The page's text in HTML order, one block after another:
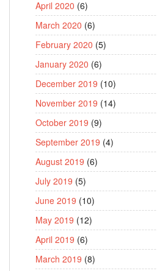
April 2020 (6)
March 2020 (6)
February 2020 (5)
January 2020 (6)
December 2019 (10)
November 2019 (14)
October 2019 (9)
September 2019 (4)
August 2019 (6)
July 2019 (5)
June 2019 (10)
May 2019 (12)
April 2019 (6)
March 2019 (8)